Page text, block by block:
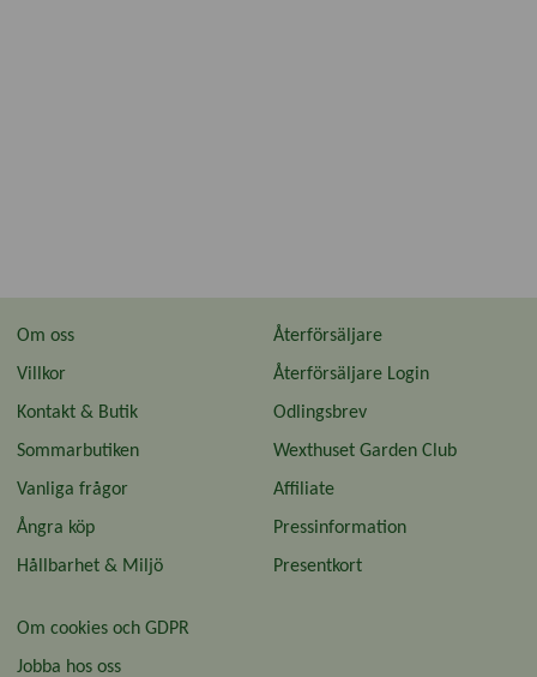
Om oss
Villkor
Kontakt & Butik
Sommarbutiken
Vanliga frågor
Ångra köp
Hållbarhet & Miljö
Återförsäljare
Återförsäljare Login
Odlingsbrev
Wexthuset Garden Club
Affiliate
Pressinformation
Presentkort
Om cookies och GDPR
Jobba hos oss